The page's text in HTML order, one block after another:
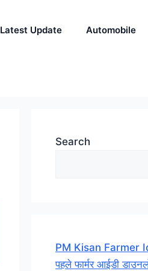
Latest Update Automobile
Search
PM Kisan Farmer
पहले फार्मर आईडी